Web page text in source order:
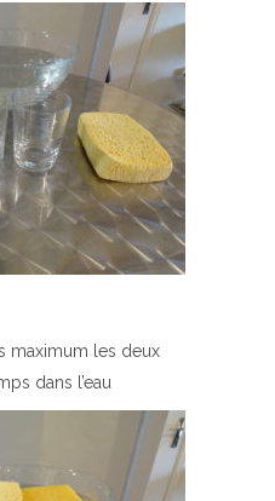
maximum les deux
dans l’eau